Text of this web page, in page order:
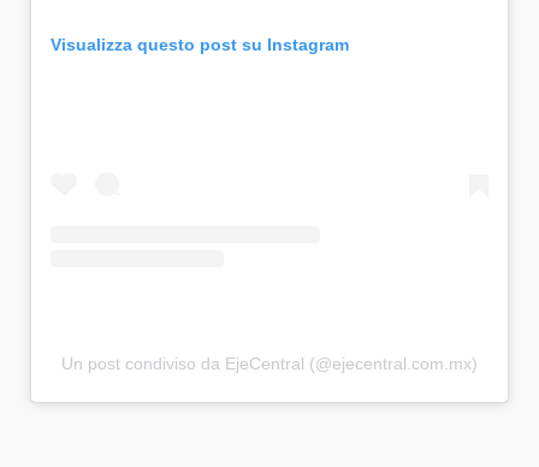
Visualizza questo post su Instagram
Un post condiviso da EjeCentral (@ejecentral.com.mx)